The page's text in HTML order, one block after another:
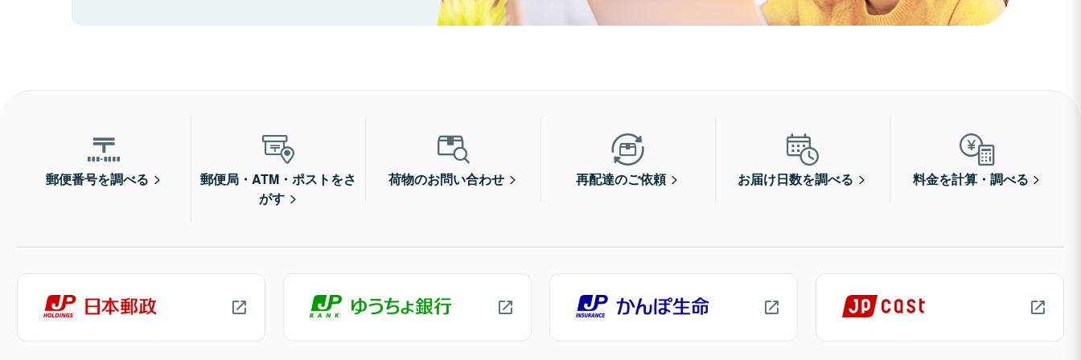
郵便番号を調べる
郵便局・ATM・ポストをさ
がす
荷物のお問い合わせ 再配達のご依頼 お届け日数を調べる 料金を計算・調べる